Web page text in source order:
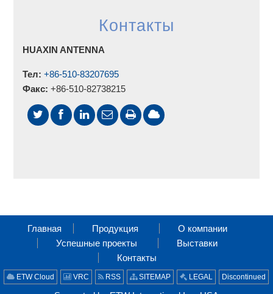
Контакты
HUAXIN ANTENNA
Тел: +86-510-83207695
Факс: +86-510-82738215
Главная Продукция
О компании
Успешные проекты
Выставки
Контакты
ETW Cloud VRC RSS SITEMAP LEGAL Discontinued